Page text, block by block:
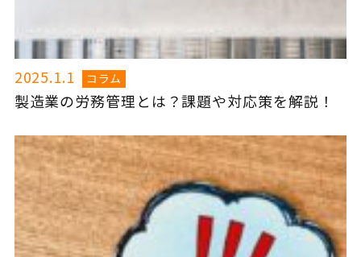
2025.1.1 コラム
製造業の労務管理とは？課題や対応策を解説！